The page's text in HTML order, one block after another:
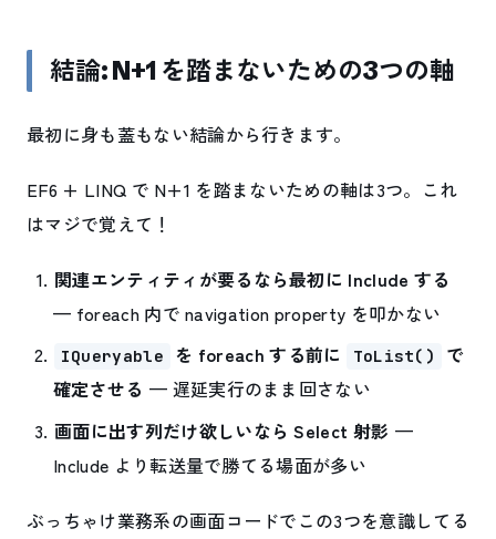
結論: N+1 を踏まないための3つの軸
最初に身も蓋もない結論から行きます。
EF6 + LINQ で N+1 を踏まないための軸は3つ。これ
はマジで覚えて！
関連エンティティが要るなら最初に Include する
— foreach 内で navigation property を叩かない
IQueryable を foreach する前に ToList()
で
確定させる — 遅延実行のまま回さない
画面に出す列だけ欲しいなら Select 射影 —
Include より転送量で勝てる場面が多い
ぶっちゃけ業務系の画面コードでこの3つを意識してる